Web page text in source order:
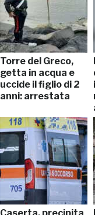
Torre del Greco,
getta in acqua e
uccide il figlio di 2
anni: arrestata